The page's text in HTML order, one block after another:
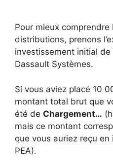
Pour mieux comprendre
distributions, prenons
investissement initial
Dassault Systèmes.
Si vous aviez placé 10
montant total brut que
été de Chargement…
mais ce montant
que vous auriez reçu
PEA).